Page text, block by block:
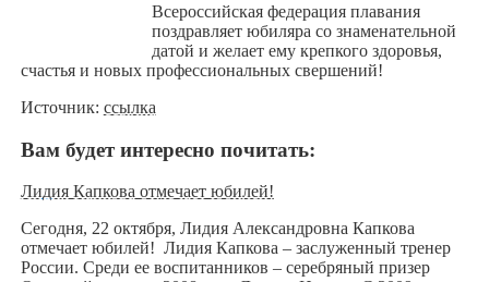
Всероссийская федерация плавания
поздравляет юбиляра со знаменательной
датой и желает ему крепкого здоровья,
счастья и новых профессиональных свершений!
Источник: ссылка
Вам будет интересно почитать:
Лидия Капкова отмечает юбилей!
Сегодня, 22 октября, Лидия Александровна Капкова
отмечает юбилей! Лидия Капкова – заслуженный тренер
России. Среди ее воспитанников – серебряный призер